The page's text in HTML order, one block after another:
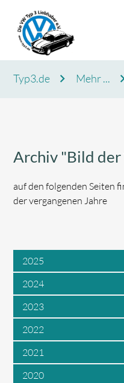
Typ3.de Mehr ...
Archiv "Bild der
auf den folgenden Seiten
der vergangenen Jahre
2025
2024
2023
2022
2021
2020